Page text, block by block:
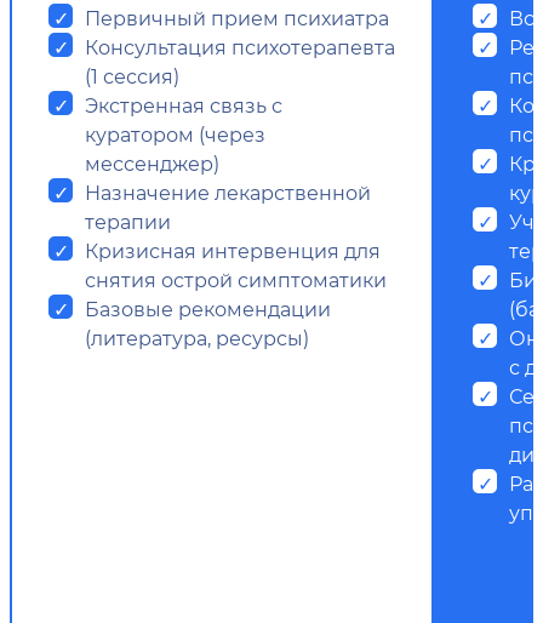
Первичный прием психиатра
Консультация психотерапевта
(1 сессия)
Экстренная связь с
куратором (через
мессенджер)
Назначение лекарственной
терапии
Кризисная интервенция для
снятия острой симптоматики
Базовые рекомендации
(литература, ресурсы)
с